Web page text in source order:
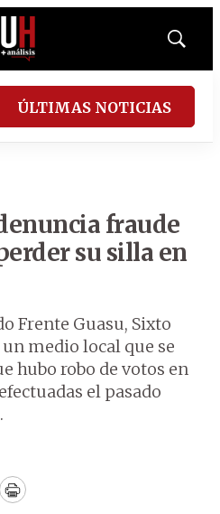
Mostrar
ÚLTIMAS NOTICIAS
fraude
su silla en
Frente Guasu, Sixto
medio local que se
hubo robo de votos en
el pasado
Print